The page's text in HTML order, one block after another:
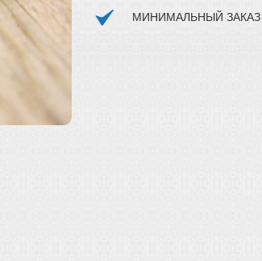
МИНИМАЛЬНЫЙ ЗАКАЗ